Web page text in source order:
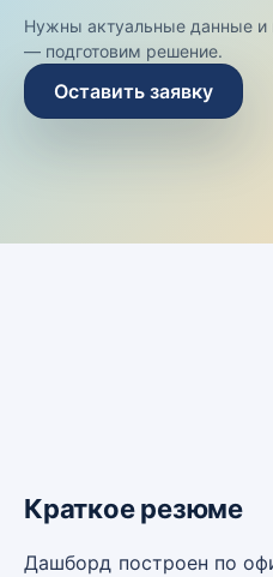
Нужны актуальные данные и
— подготовим решение.
Оставить заявку
Краткое резюме
Дашборд построен по